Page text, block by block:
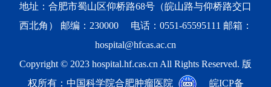
地址：合肥市蜀山区仰桥路68号（皖山路与仰桥路交口
西北角） 邮编：230000 电话：0551-65595111 邮箱：
hospital@hfcas.ac.cn
Copyright © 2023 hospital.hf.cas.cn All Rights Reserved. 版
权所有：中国科学院合肥肿瘤医院
皖ICP备